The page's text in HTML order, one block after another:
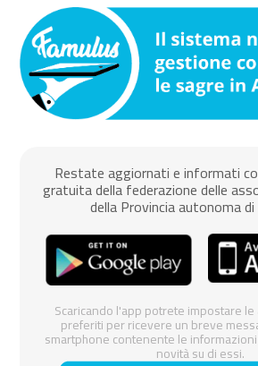
Restate aggiornati e informati
gratuita della federazione delle
della Provincia autonoma
Scaricando l'app potrete impostare
preferiti per ricevere un breve
smartphone contenente le
novità su di essi.